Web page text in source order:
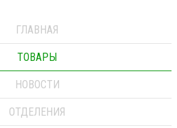
ГЛАВНАЯ
ТОВАРЫ
НОВОСТИ
ОТДЕЛЕНИЯ